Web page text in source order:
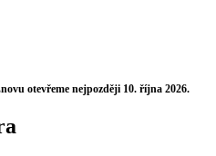
otevřeme nejpozději 10. října 2026.